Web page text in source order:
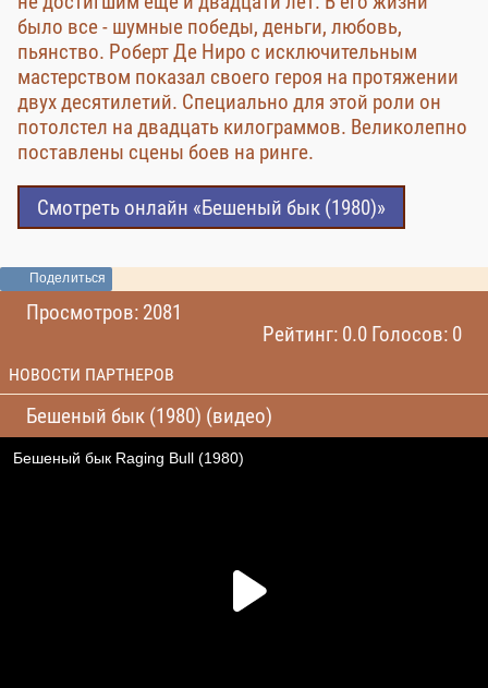
было все - шумные победы, деньги, любовь,
пьянство. Роберт Де Ниро с исключительным
мастерством показал своего героя на протяжении
двух десятилетий. Специально для этой роли он
потолстел на двадцать килограммов. Великолепно
поставлены сцены боев на ринге.
Смотреть онлайн «Бешеный бык (1980)»
Поделиться
Просмотров: 2081
Рейтинг: 0.0 Голосов: 0
НОВОСТИ ПАРТНЕРОВ
Бешеный бык (1980) (видео)